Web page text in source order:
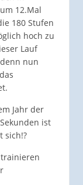
12.Mal
180 Stufen
hoch zu
Lauf
nun
Jahr der
ist
sich!?